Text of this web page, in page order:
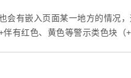
会有嵌入页面某一地方的情况
有红色、黄色等警示类色块（